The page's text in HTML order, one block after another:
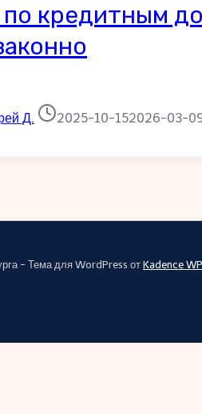
кредитным
Д. 2025-10-152026-03-
- Тема для WordPress от Kadence WP